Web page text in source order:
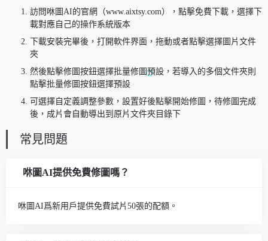
訪問咻圖AI的官網（www.aixtsy.com），點擊免費下載，選擇下
載對應自己的操作系統版本
下載安裝完畢後，打開軟件界面，拖動或者點擊選擇圖片文件
夾
然後點擊修圖按鈕選擇批量修圖預設，若導入的多個文件夾則
點擊批量修圖按鈕選擇預設
可選擇自定義調整參數，設置好後點擊開始修圖，待修圖完成
後，成片會自動導出到原片文件夾目錄下
常見問題
咻圖AI提供免費修圖嗎？
咻圖AI爲新用戶提供免費試片50張的配額。